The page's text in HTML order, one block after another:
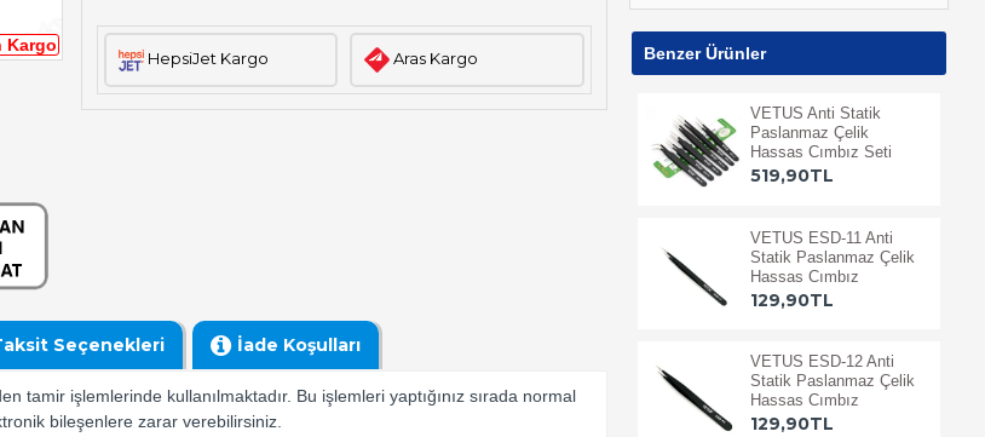
Kargo
HepsiJet Kargo Aras Kargo
Seçenekleri İade Koşulları
tamir işlemlerinde kullanılmaktadır. Bu işlemleri yaptığınız sırada normal
bileşenlere zarar verebilirsiniz.
Benzer Ürünler
VETUS Anti Statik
Paslanmaz Çelik
Hassas Cımbız Seti
519,90TL
VETUS ESD-11 Anti
Statik Paslanmaz Çelik
Hassas Cımbız
129,90TL
VETUS ESD-12 Anti
Statik Paslanmaz Çelik
Hassas Cımbız
129,90TL